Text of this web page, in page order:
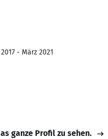
- März 2021
ganze Profil zu sehen.